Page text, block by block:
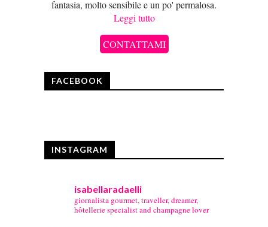
fantasia, molto sensibile e un po' permalosa.
Leggi tutto
CONTATTAMI
FACEBOOK
INSTAGRAM
isabellaradaelli
giornalista gourmet, traveller, dreamer,
hôtellerie specialist and champagne lover